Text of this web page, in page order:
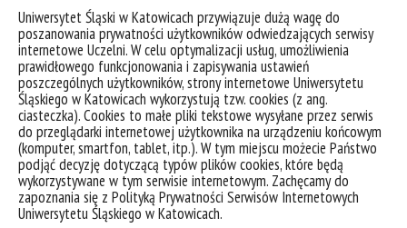
Uniwersytet Śląski w Katowicach przywiązuje dużą wagę do
poszanowania prywatności użytkowników odwiedzających serwisy
internetowe Uczelni. W celu optymalizacji usług, umożliwienia
prawidłowego funkcjonowania i zapisywania ustawień
poszczególnych użytkowników, strony internetowe Uniwersytetu
Śląskiego w Katowicach wykorzystują tzw. cookies (z ang.
ciasteczka). Cookies to małe pliki tekstowe wysyłane przez serwis
do przeglądarki internetowej użytkownika na urządzeniu końcowym
(komputer, smartfon, tablet, itp.). W tym miejscu możecie Państwo
podjąć decyzję dotyczącą typów plików cookies, które będą
wykorzystywane w tym serwisie internetowym. Zachęcamy do
zapoznania się z Polityką Prywatności Serwisów Internetowych
Uniwersytetu Śląskiego w Katowicach.
Opis tematuSkład zespołuOpis tematu Lider: dr
hab. Grzegorz Dercz, prof. UŚ Głównym celem
proponowanego projektu jest wytworzenie
innowacyjnych materiałów z przeznaczeniem do
zaawansowanych zastosowań inżynierskich w tym
biomedycznych. Ponadto, zostanie określony wpływ
zastosowanych pierwiastków stopowych na skład
fazowy, mikrostrukturę, porowatość, wybrane
właściwości mechaniczne oraz odporność korozyjną
otrzymanych materiałów, w szczególności stopów